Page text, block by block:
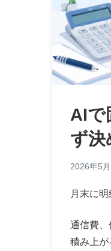
AIで
ず決
2026年5
月末に
通信費、
積み上が